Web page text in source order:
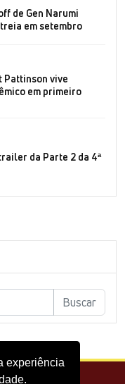
experiência
de Gen Narumi
em setembro
Pattinson vive
em primeiro
da Parte 2 da 4ª